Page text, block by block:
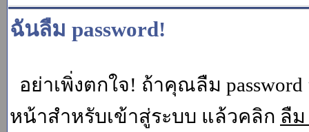
ฉันลืม password!
อย่าเพิ่งตกใจ! ถ้าคุณลืม
หน้าสำหรับเข้าสู่ระบบ แล้วคลิก ลืม